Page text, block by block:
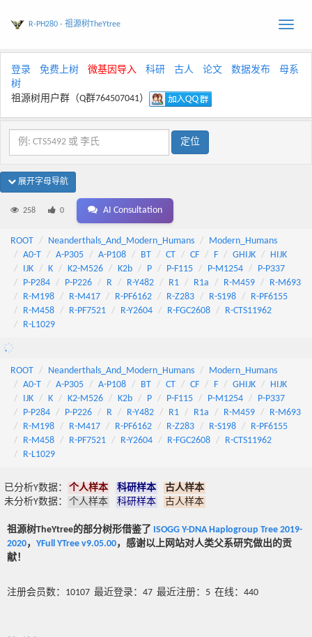
Toggle
R-PH280 - 祖源树TheYtree
登录 免费上树 微基因导入 科研 古人 论文 数据发布
母系
树
祖源树用户群（Q群764507041）
展开字母导航
258 0 AI Consultation
ROOT Neanderthals_And_Modern_Humans
Modern_Humans
A0-T
A-P305 A-P108 BT CT CF F GHIJK
HIJK
IJK
K K2-M526 K2b P P-F115 P-M1254
P-P337
P-P284
P-P226 R R-Y482 R1 R1a R-M459
R-M693
R-M198
R-M417 R-PF6162 R-Z283 R-S198
R-PF6155
R-M458
R-PF7521 R-Y2604 R-FGC2608
R-CTS11962
R-L1029
ROOT Neanderthals_And_Modern_Humans
Modern_Humans
A0-T
A-P305 A-P108 BT CT CF F GHIJK
HIJK
IJK
K K2-M526 K2b P P-F115 P-M1254
P-P337
P-P284
P-P226 R R-Y482 R1 R1a R-M459
R-M693
R-M198
R-M417 R-PF6162 R-Z283 R-S198
R-PF6155
R-M458
R-PF7521 R-Y2604 R-FGC2608
R-CTS11962
R-L1029
已分析Y数据： 个人样本 科研样本
古人样本
未分析Y数据：
个人样本 科研样本 古人样本
祖源树TheYtree的部分树形借鉴了 ISOGG Y-DNA Haplogroup Tree 2019-
2020， YFull YTree v9.05.00，感谢以上网站对人类父系研究做出的贡
献！
注册会员数：10107 最近登录：47 最近注册：5 在线：440